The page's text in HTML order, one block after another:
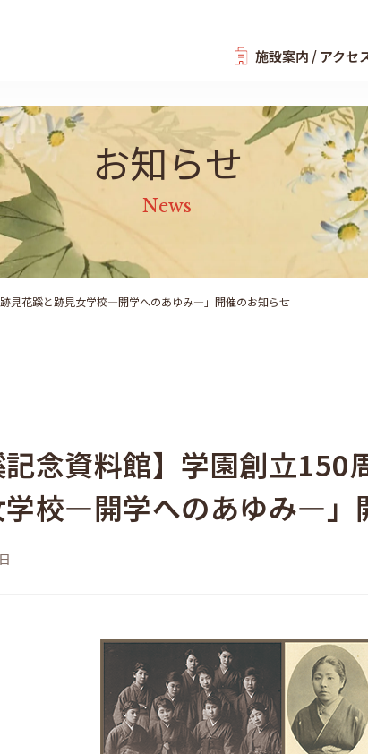
施設案内 / アクセ
お知らせ
News
見花蹊と跡見女学校―開学へのあゆみ―」開催のお知らせ
記念資料館】学園創立
学校―開学へのあゆみ―」